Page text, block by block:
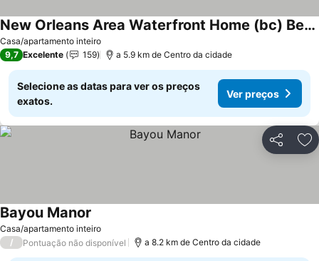
Casa/apartamento inteiro
New Orleans Area Waterfront Home (bc) Beautifully Decorated- Beau Chene
Ver preços
9,7 Excelente 159 a 5.9 km de Centro da cidade
Selecione as datas para ver os preços
exatos.
Ver preços
Partilhar
Casa/apartamento inteiro
Bayou Manor
/ Pontuação não disponível a 8.2 km de Centro da cidade